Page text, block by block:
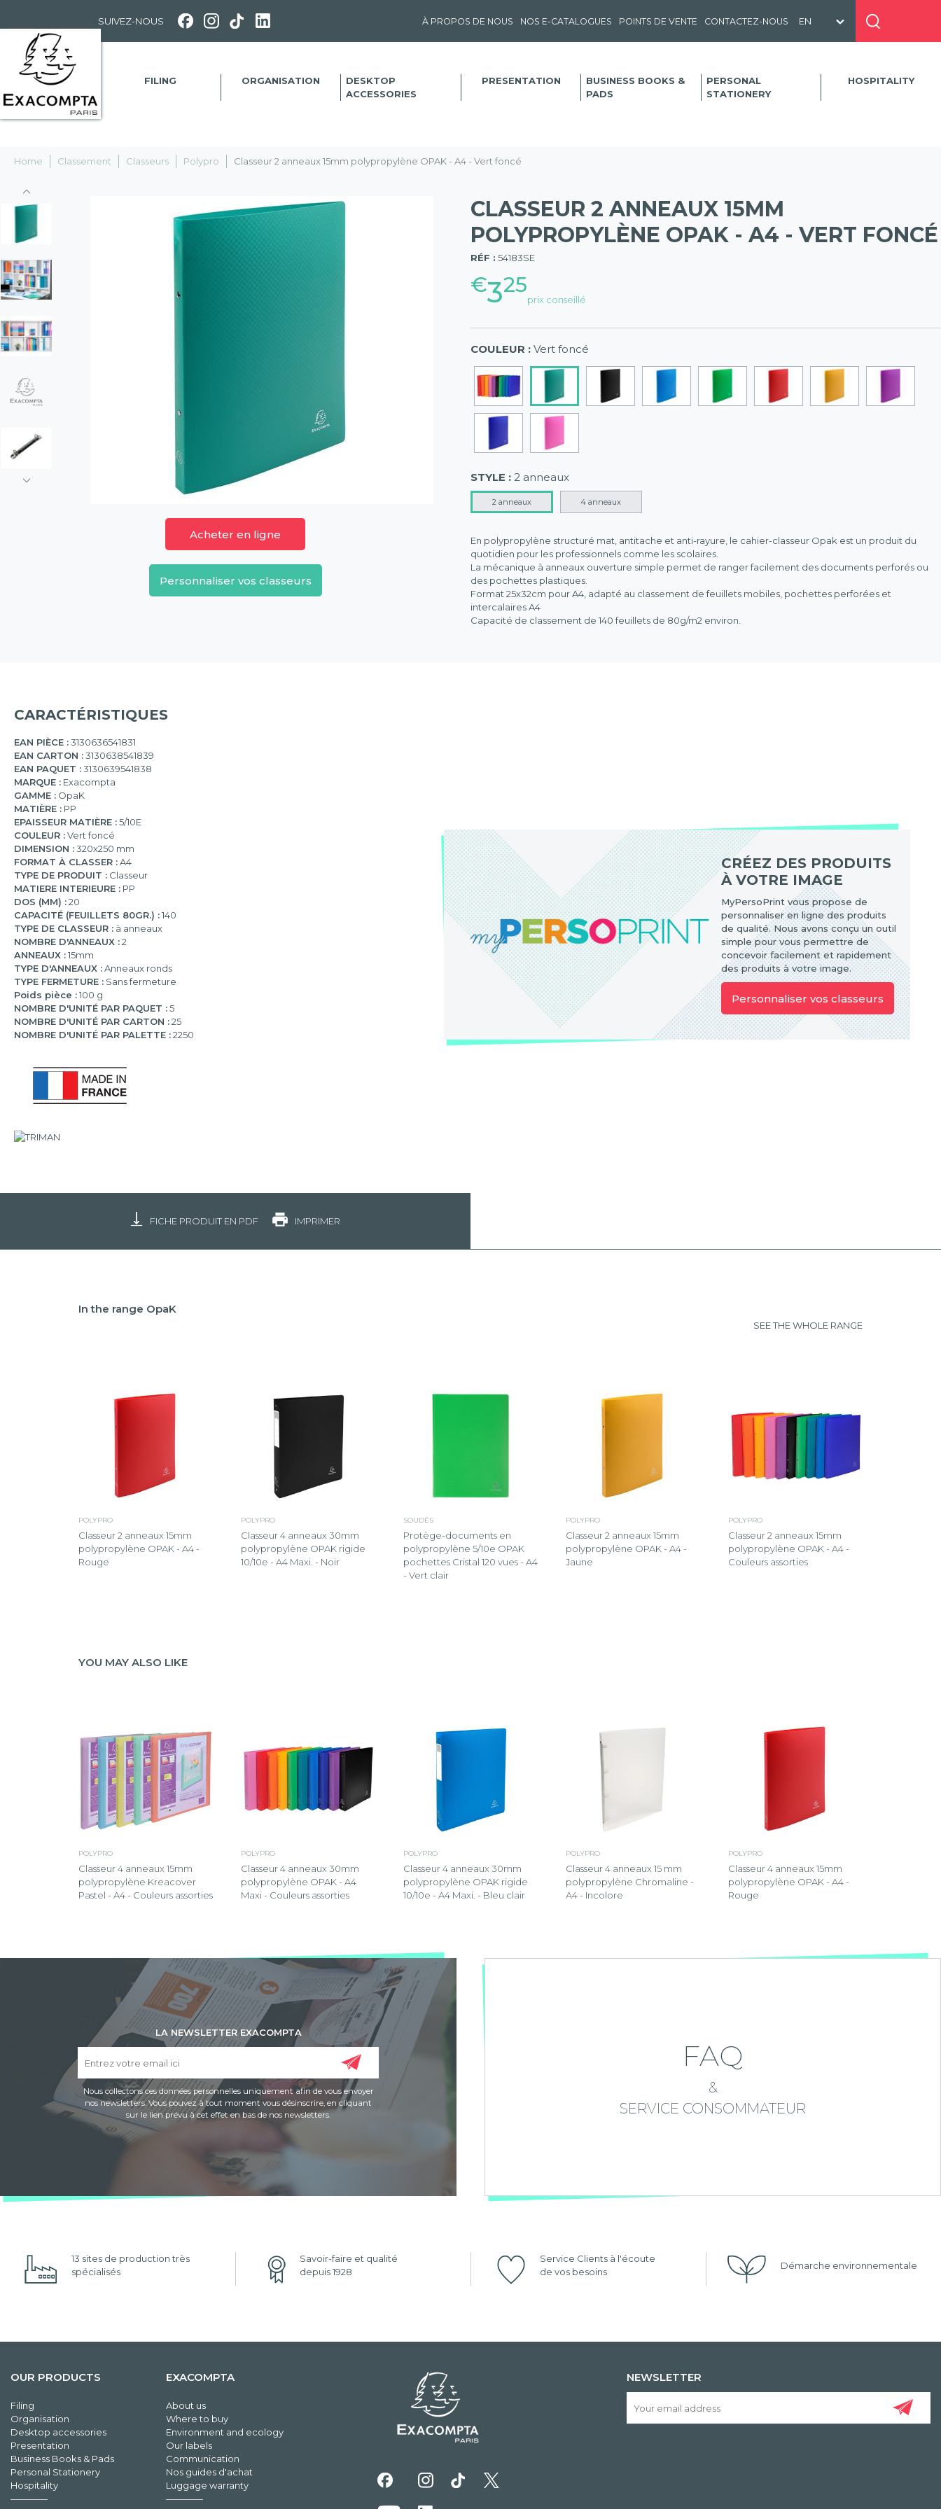
SUIVEZ-NOUS À PROPOS DE NOUS NOS E-CATALOGUES POINTS DE VENTE CONTACTEZ-NOUS
FILING ORGANISATION
DESKTOP
ACCESSORIES
PRESENTATION
BUSINESS BOOKS &
PADS
PERSONAL
STATIONERY
HOSPITALITY
Home Classement Classeurs Polypro Classeur 2 anneaux 15mm polypropylène OPAK - A4 - Vert foncé
Acheter en ligne
Personnaliser vos classeurs
CLASSEUR 2 ANNEAUX 15MM
POLYPROPYLÈNE OPAK - A4 - VERT FONCÉ
RÉF : 54183SE
€325
prix conseillé
(57)
COULEUR : Vert foncé
STYLE : 2 anneaux
2 anneaux 4 anneaux
En polypropylène structuré mat, antitache et anti-rayure, le cahier-classeur Opak est un produit du
quotidien pour les professionnels comme les scolaires.
La mécanique à anneaux ouverture simple permet de ranger facilement des documents perforés ou
des pochettes plastiques.
Format 25x32cm pour A4, adapté au classement de feuillets mobiles, pochettes perforées et
intercalaires A4
Capacité de classement de 140 feuillets de 80g/m2 environ.
CARACTÉRISTIQUES
EAN PIÈCE :3130636541831
EAN CARTON :3130638541839
EAN PAQUET :3130639541838
MARQUE : Exacompta
GAMME : OpaK
MATIÈRE : PP
EPAISSEUR MATIÈRE :5/10E
COULEUR :Vert foncé
DIMENSION :320x250 mm
FORMAT À CLASSER :A4
TYPE DE PRODUIT : Classeur
MATIERE INTERIEURE : PP
DOS (MM) :20
CAPACITÉ (FEUILLETS 80GR.) :140
TYPE DE CLASSEUR : à anneaux
NOMBRE D'ANNEAUX :2
ANNEAUX :15mm
TYPE D'ANNEAUX :Anneaux ronds
TYPE FERMETURE : Sans fermeture
Poids pièce :100 g
NOMBRE D'UNITÉ PAR PAQUET :5
NOMBRE D'UNITÉ PAR CARTON :25
NOMBRE D'UNITÉ PAR PALETTE :2250
CRÉEZ DES PRODUITS
À VOTRE IMAGE
MyPersoPrint vous propose de
personnaliser en ligne des produits
de qualité. Nous avons conçu un outil
simple pour vous permettre de
concevoir facilement et rapidement
des produits à votre image.
Personnaliser vos classeurs
FICHE PRODUIT EN PDF IMPRIMER
In the range OpaK
SEE THE WHOLE RANGE
POLYPRO
Classeur 2 anneaux 15mm
polypropylène OPAK - A4 -
Rouge
POLYPRO
Classeur 4 anneaux 30mm
polypropylène OPAK rigide
10/10e - A4 Maxi. - Noir
SOUDÉS
Protège-documents en
polypropylène 5/10e OPAK
pochettes Cristal 120 vues - A4
- Vert clair
POLYPRO
Classeur 2 anneaux 15mm
polypropylène OPAK - A4 -
Jaune
POLYPRO
Classeur 2 anneaux 15mm
polypropylène OPAK - A4 -
Couleurs assorties
YOU MAY ALSO LIKE
POLYPRO
Classeur 4 anneaux 15mm
polypropylène Kreacover
Pastel - A4 - Couleurs assorties
POLYPRO
Classeur 4 anneaux 30mm
polypropylène OPAK - A4
Maxi - Couleurs assorties
POLYPRO
Classeur 4 anneaux 30mm
polypropylène OPAK rigide
10/10e - A4 Maxi. - Bleu clair
POLYPRO
Classeur 4 anneaux 15 mm
polypropylène Chromaline -
A4 - Incolore
POLYPRO
Classeur 4 anneaux 15mm
polypropylène OPAK - A4 -
Rouge
LA NEWSLETTER EXACOMPTA
Nous collectons ces données personnelles uniquement afin de vous envoyer
nos newsletters. Vous pouvez à tout moment vous désinscrire, en cliquant
sur le lien prévu à cet effet en bas de nos newsletters.
FAQ
&
SERVICE CONSOMMATEUR
13 sites de production très
spécialisés
Savoir-faire et qualité
depuis 1928
Service Clients à l'écoute
de vos besoins
Démarche environnementale
OUR PRODUCTS
Filing
Organisation
Desktop accessories
Presentation
Business Books & Pads
Personal Stationery
Hospitality
EXACOMPTA
About us
Where to buy
Environment and ecology
Our labels
Communication
Nos guides d'achat
Luggage warranty
NEWSLETTER